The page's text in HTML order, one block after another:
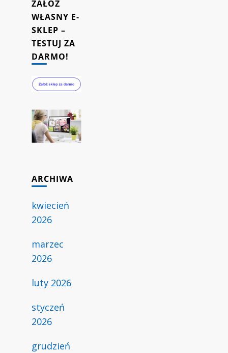
ZAŁÓŻ
WŁASNY E-
SKLEP –
TESTUJ ZA
DARMO!
ARCHIWA
kwiecień
2026
marzec
2026
luty 2026
styczeń
2026
grudzień